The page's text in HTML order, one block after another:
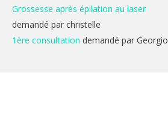
Grossesse après épilation au laser
demandé par christelle
1ère consultation demandé par Georgio